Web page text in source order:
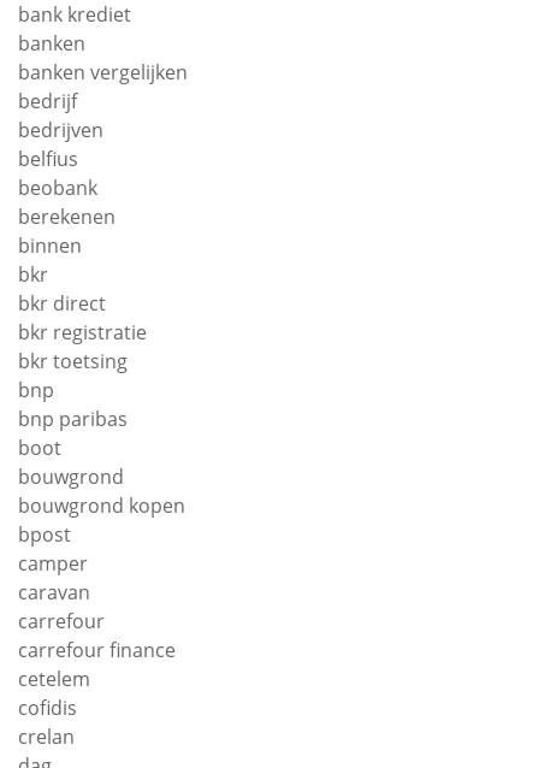
bank krediet
banken
banken vergelijken
bedrijf
bedrijven
belfius
beobank
berekenen
binnen
bkr
bkr direct
bkr registratie
bkr toetsing
bnp
bnp paribas
boot
bouwgrond
bouwgrond kopen
bpost
camper
caravan
carrefour
carrefour finance
cetelem
cofidis
crelan